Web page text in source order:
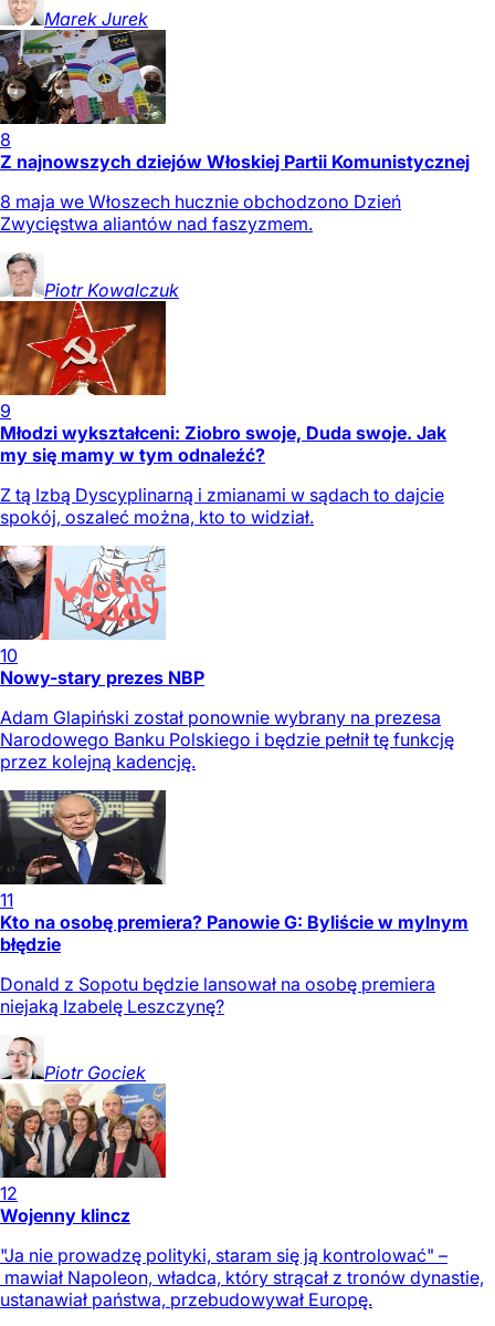
Marek Jurek
8
Z najnowszych dziejów Włoskiej Partii Komunistycznej
8 maja we Włoszech hucznie obchodzono Dzień
Zwycięstwa aliantów nad faszyzmem.
Piotr Kowalczuk
9
Młodzi wykształceni: Ziobro swoje, Duda swoje. Jak
my się mamy w tym odnaleźć?
Z tą Izbą Dyscyplinarną i zmianami w sądach to dajcie
spokój, oszaleć można, kto to widział.
10
Nowy-stary prezes NBP
Adam Glapiński został ponownie wybrany na prezesa
Narodowego Banku Polskiego i będzie pełnił tę funkcję
przez kolejną kadencję.
11
Kto na osobę premiera? Panowie G: Byliście w mylnym
błędzie
Donald z Sopotu będzie lansował na osobę premiera
niejaką Izabelę Leszczynę?
Piotr Gociek
12
Wojenny klincz
"Ja nie prowadzę polityki, staram się ją kontrolować" –
mawiał Napoleon, władca, który strącał z tronów dynastie,
ustanawiał państwa, przebudowywał Europę.